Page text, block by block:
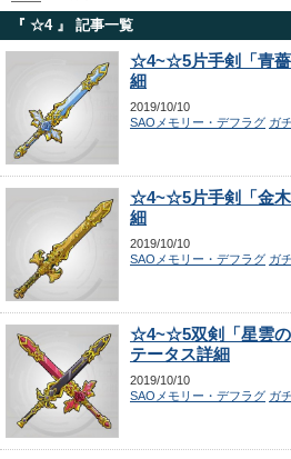
『 ☆4 』 記事一覧
☆4~☆5片手剣「青薔
細
2019/10/10
SAOメモリー・デフラグ ガ
☆4~☆5片手剣「金木
細
2019/10/10
SAOメモリー・デフラグ ガ
☆4~☆5双剣「星雲の
テータス詳細
2019/10/10
SAOメモリー・デフラグ ガ